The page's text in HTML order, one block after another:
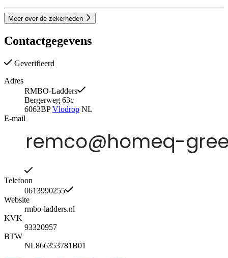
Meer over de zekerheden
Contactgegevens
Geverifieerd
Adres
RMBO-Ladders
Bergerweg 63c
6063BPVlodrop NL
E-mail
Telefoon
0613990255
Website
rmbo-ladders.nl
KVK
93320957
BTW
NL866353781B01